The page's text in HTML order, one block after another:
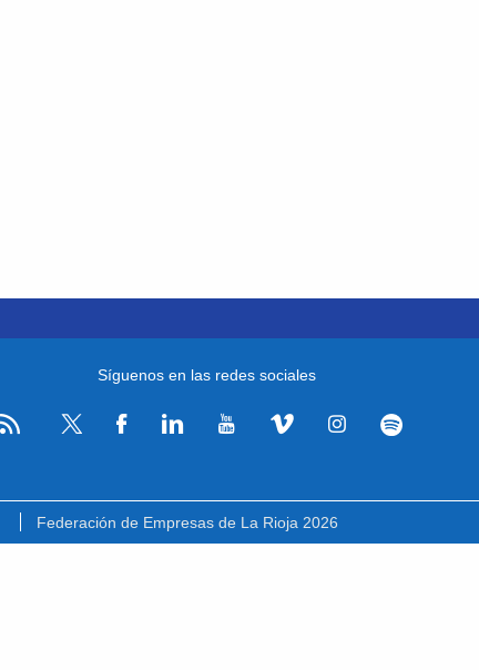
Síguenos en las redes sociales
Federación de Empresas de La Rioja 2026